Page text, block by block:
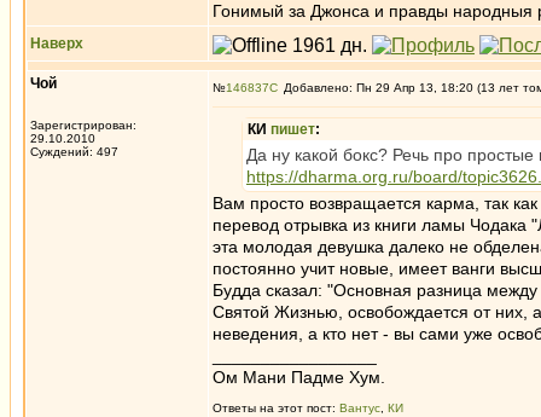
Гонимый за Джонса и правды народныя
Наверх
Чой
Зарегистрирован:
29.10.2010
Суждений: 497
№146837 Добавлено: Пн 29 Апр 13, 18:20 (13 лет
КИ пишет:
Да ну какой бокс? Речь про
https://dharma.org.ru/board/
Вам просто возвращается карма, так
перевод отрывка из книги ламы Чодака
эта молодая девушка далеко не
постоянно учит новые, имеет ванги
Будда сказал: "Основная разница
Святой Жизнью, освобождается от них,
неведения, а кто нет - вы сами уже
Ом Мани Падме Хум.
Ответы на этот пост: Вантус КИ